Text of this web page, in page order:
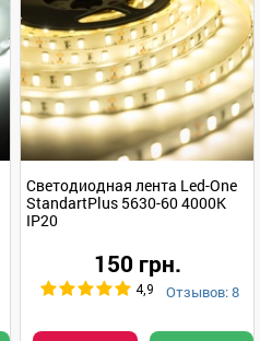
Светодиодная лента Led-One
StandartPlus 5630-60 4000К
IP20
150 грн.
4,9 Отзывов: 8